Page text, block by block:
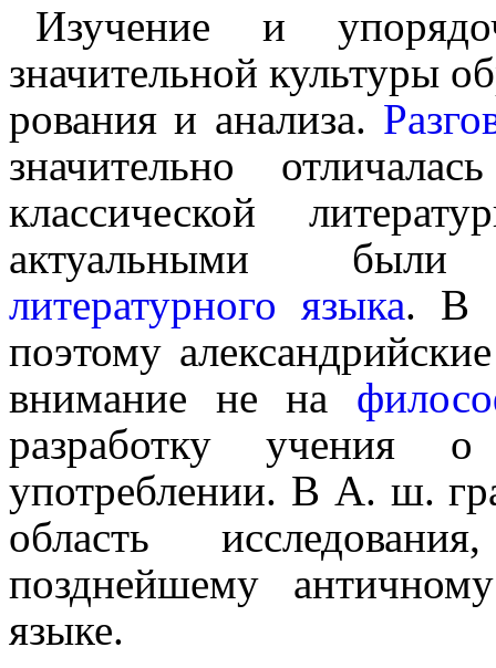
Изучение и
значительной культуры
ро­ва­ния и анализа.
значительно
класси­че­ской
актуальными
литературного языка. В
поэтому
внимание не на
разработку
употреблении. В А. ш.
область
позднейшему
языке.